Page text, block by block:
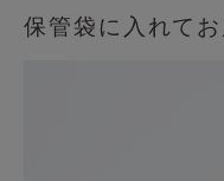
保管袋に入れて